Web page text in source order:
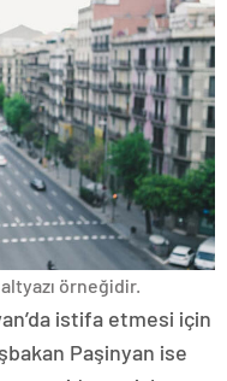
örneğidir.
istifa etmesi için
Paşinyan ise